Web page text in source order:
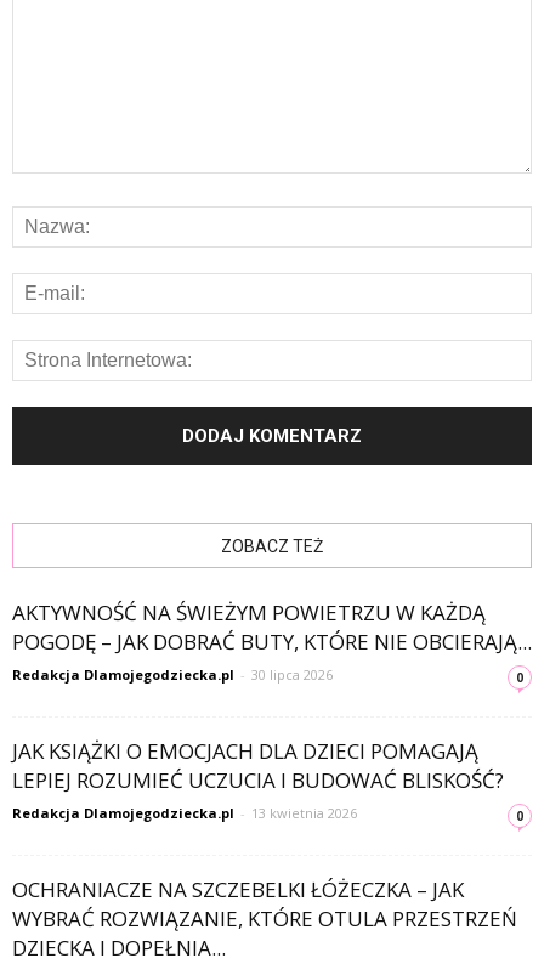
ZOBACZ TEŻ
AKTYWNOŚĆ NA ŚWIEŻYM POWIETRZU W KAŻDĄ
POGODĘ – JAK DOBRAĆ BUTY, KTÓRE NIE OBCIERAJĄ...
Redakcja Dlamojegodziecka.pl - 30 lipca 2026 0
JAK KSIĄŻKI O EMOCJACH DLA DZIECI POMAGAJĄ
LEPIEJ ROZUMIEĆ UCZUCIA I BUDOWAĆ BLISKOŚĆ?
Redakcja Dlamojegodziecka.pl - 13 kwietnia 2026 0
OCHRANIACZE NA SZCZEBELKI ŁÓŻECZKA – JAK
WYBRAĆ ROZWIĄZANIE, KTÓRE OTULA PRZESTRZEŃ
DZIECKA I DOPEŁNIA...